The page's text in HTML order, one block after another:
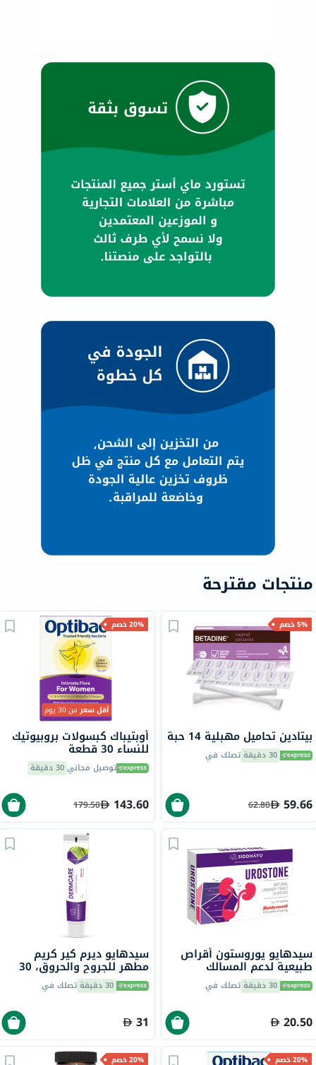
منتجات مقترحة
5% خصم
بيتادين تحاميل مهبلية 14 حبة
30 دقيقة تصلك في
59.66
62.80
20% خصم
أقل سعرمن 30 يوم
أوبتيباك كبسولات بروبيوتيك
للنساء 30 قطعة
توصيل مجاني30 دقيقة
143.60
179.50
سيدهايو يوروستون أقراص
طبيعية لدعم المسالك
البولية، حزمة من 30
30 دقيقة تصلك في
20.50
سيدهايو ديرم كير كريم
مطهر للجروح والحروق، 30
جرام 30 دقيقة تصلك في
31
20% خصم 20% خصم